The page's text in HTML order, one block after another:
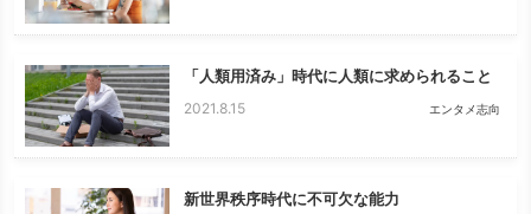
「人類用済み」時代に人類に求められること
2021.8.15 エンタメ志向
新世界秩序時代に不可欠な能力